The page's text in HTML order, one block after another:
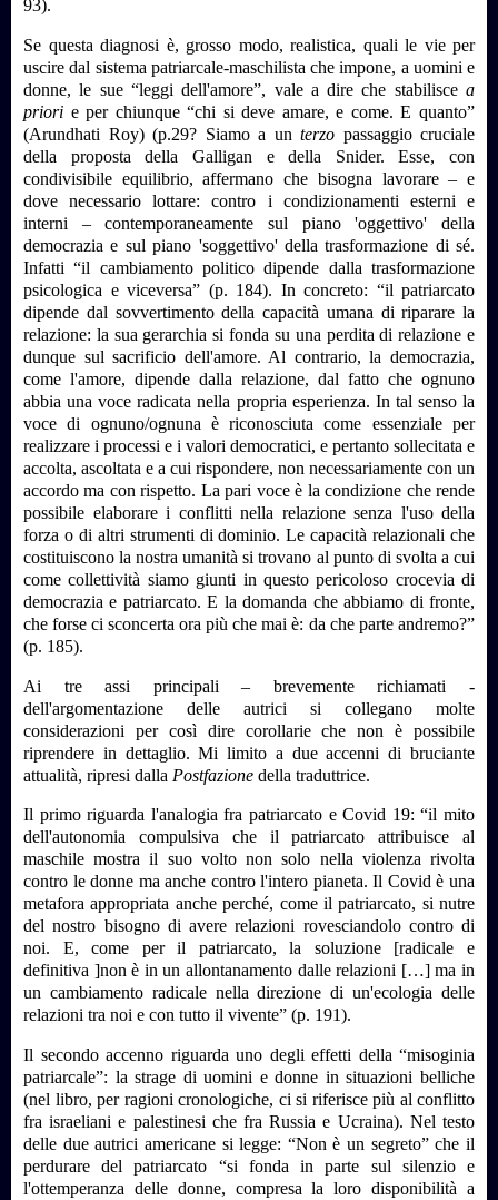
93).
Se questa diagnosi è, grosso modo, realistica, quali le vie per
uscire dal sistema patriarcale-maschilista che impone, a uomini e
donne, le sue “leggi dell'amore”, vale a dire che stabilisce a
priori e per chiunque “chi si deve amare, e come. E quanto”
(Arundhati Roy) (p.29? Siamo a un terzo passaggio cruciale
della proposta della Galligan e della Snider. Esse, con
condivisibile equilibrio, affermano che bisogna lavorare – e
dove necessario lottare: contro i condizionamenti esterni e
interni – contemporaneamente sul piano 'oggettivo' della
democrazia e sul piano 'soggettivo' della trasformazione di sé.
Infatti “il cambiamento politico dipende dalla trasformazione
psicologica e viceversa” (p. 184). In concreto: “il patriarcato
dipende dal sovvertimento della capacità umana di riparare la
relazione: la sua gerarchia si fonda su una perdita di relazione e
dunque sul sacrificio dell'amore. Al contrario, la democrazia,
come l'amore, dipende dalla relazione, dal fatto che ognuno
abbia una voce radicata nella propria esperienza. In tal senso la
voce di ognuno/ognuna è riconosciuta come essenziale per
realizzare i processi e i valori democratici, e pertanto sollecitata e
accolta, ascoltata e a cui rispondere, non necessariamente con un
accordo ma con rispetto. La pari voce è la condizione che rende
possibile elaborare i conflitti nella relazione senza l'uso della
forza o di altri strumenti di dominio. Le capacità relazionali che
costituiscono la nostra umanità si trovano al punto di svolta a cui
come collettività siamo giunti in questo pericoloso crocevia di
democrazia e patriarcato. E la domanda che abbiamo di fronte,
che forse ci sconcerta ora più che mai è: da che parte andremo?”
(p. 185).
Ai tre assi principali – brevemente richiamati -
dell'argomentazione delle autrici si collegano molte
considerazioni per così dire corollarie che non è possibile
riprendere in dettaglio. Mi limito a due accenni di bruciante
attualità, ripresi dalla Postfazione della traduttrice.
Il primo riguarda l'analogia fra patriarcato e Covid 19: “il mito
dell'autonomia compulsiva che il patriarcato attribuisce al
maschile mostra il suo volto non solo nella violenza rivolta
contro le donne ma anche contro l'intero pianeta. Il Covid è una
metafora appropriata anche perché, come il patriarcato, si nutre
del nostro bisogno di avere relazioni rovesciandolo contro di
noi. E, come per il patriarcato, la soluzione [radicale e
definitiva ]non è in un allontanamento dalle relazioni […] ma in
un cambiamento radicale nella direzione di un'ecologia delle
relazioni tra noi e con tutto il vivente” (p. 191).
Il secondo accenno riguarda uno degli effetti della “misoginia
patriarcale”: la strage di uomini e donne in situazioni belliche
(nel libro, per ragioni cronologiche, ci si riferisce più al conflitto
fra israeliani e palestinesi che fra Russia e Ucraina). Nel testo
delle due autrici americane si legge: “Non è un segreto” che il
perdurare del patriarcato “si fonda in parte sul silenzio e
l'ottemperanza delle donne, compresa la loro disponibilità a